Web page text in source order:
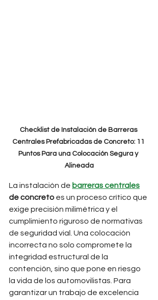
Checklist de Instalación de Barreras
Centrales Prefabricadas de Concreto: 11
Puntos Para una Colocación Segura y
Alineada
La instalación de barreras centrales
de concreto es un proceso crítico que
exige precisión milimétrica y el
cumplimiento riguroso de normativas
de seguridad vial. Una colocación
incorrecta no solo compromete la
integridad estructural de la
contención, sino que pone en riesgo
la vida de los automovilistas. Para
garantizar un trabajo de excelencia